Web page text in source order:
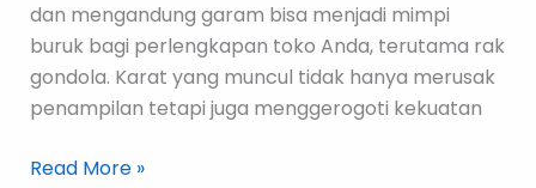
dan mengandung garam bisa menjadi mimpi
buruk bagi perlengkapan toko Anda, terutama rak
gondola. Karat yang muncul tidak hanya merusak
penampilan tetapi juga menggerogoti kekuatan
Read More »